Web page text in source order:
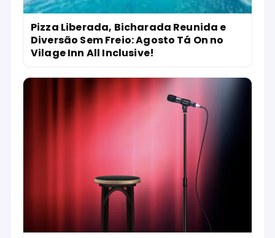
Pizza Liberada, Bicharada Reunida e
Diversão Sem Freio: Agosto Tá On no
Vilage Inn All Inclusive!